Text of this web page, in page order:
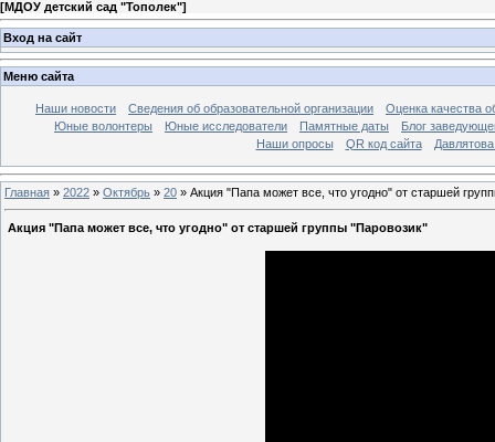
[МДОУ детский сад "Тополек"]
Вход на сайт
Меню сайта
Наши новости Сведения об образовательной организации
Оценка качества
Юные волонтеры
Юные исследователи Памятные даты
Блог
Наши опросы
QR код сайта
Главная » 2022 » Октябрь » 20 » Акция "Папа может все, что угодно" от старшей
Акция "Папа может все, что угодно" от старшей группы "Паровозик"